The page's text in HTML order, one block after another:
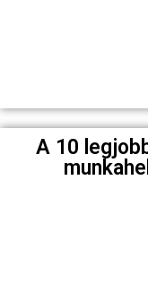
A 10